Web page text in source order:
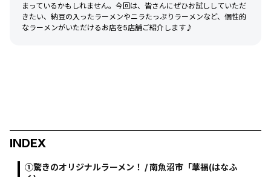
まっているかもしれません。今回は、皆さんにぜひお試ししていただ
きたい、納豆の入ったラーメンやニラたっぷりラーメンなど、個性的
なラーメンがいただけるお店を5店舗ご紹介します♪
INDEX
①驚きのオリジナルラーメン！ / 南魚沼市「華福(はなふ